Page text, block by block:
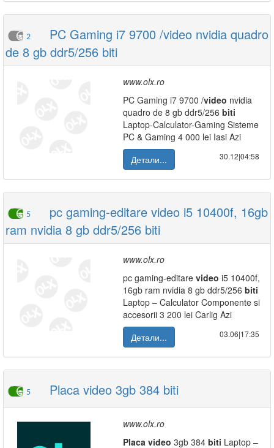
2
PC Gaming i7 9700 /video nvidia quadro
de 8 gb ddr5/256 biti
www.olx.ro
PC Gaming i7 9700 /video nvidia
quadro de 8 gb ddr5/256 biti
Laptop-Calculator-Gaming Sisteme
PC & Gaming 4 000 lei Iasi Azi
Детали...
30.12|04:58
5
pc gaming-editare video i5 10400f, 16gb
ram nvidia 8 gb ddr5/256 biti
www.olx.ro
pc gaming-editare video i5 10400f,
16gb ram nvidia 8 gb ddr5/256 biti
Laptop – Calculator Componente si
accesorii 3 200 lei Carlig Azi
Детали...
03.06|17:35
5 Placa video 3gb 384 biti
www.olx.ro
Placa video 3gb 384 biti Laptop –